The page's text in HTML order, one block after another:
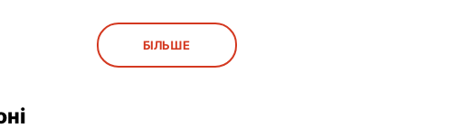
Żabka
Łódź, вул. Żurawia 14
БІЛЬШЕ